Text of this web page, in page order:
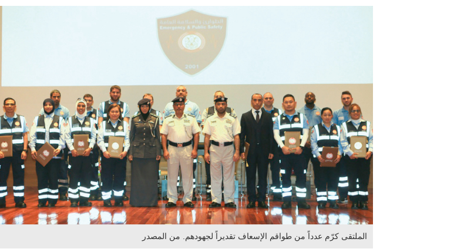
الملتقى كرّم عدداً من طواقم الإسعاف تقديراً لجهودهم. من المصدر